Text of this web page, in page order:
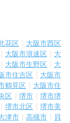
花区
大阪市西区
大阪市浪速区
大
大阪市生野区
大
市住吉区
大阪市
鶴見区
大阪市住
区 堺市
堺市堺
堺市北区
堺市美
津市 高槻市
貝